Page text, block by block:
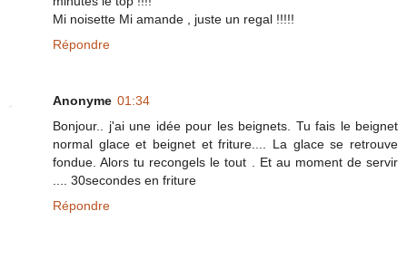
Mi noisette Mi amande , juste un regal !!!!!
Répondre
Anonyme 01:34
Bonjour.. j'ai une idée pour les beignets. Tu fais le beignet
normal glace et beignet et friture.... La glace se retrouve
fondue. Alors tu recongels le tout . Et au moment de servir
.... 30secondes en friture
Répondre